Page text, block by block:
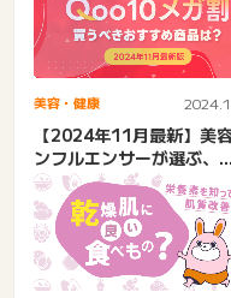
美容・健康
【2024年11月最新】美
ンフルエンサーが選ぶ、
Qoo10メガ割で買うべき...